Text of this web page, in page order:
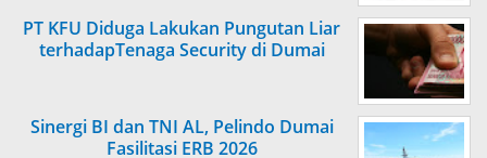
PT KFU Diduga Lakukan Pungutan Liar
terhadapTenaga Security di Dumai
Sinergi BI dan TNI AL, Pelindo Dumai
Fasilitasi ERB 2026